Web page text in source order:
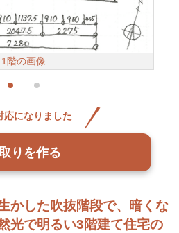
かした吹抜階段で、暗くな
光で明るい3階建て住宅の
1階の画像
応になりました
りを作る